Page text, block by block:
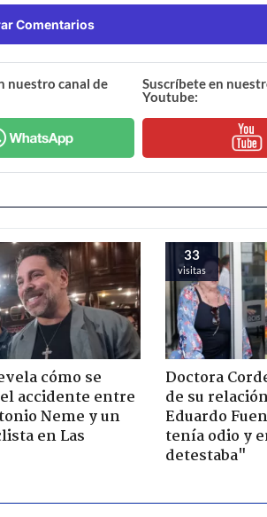
Comentarios
nuestro canal de
Suscríbete en
Youtube:
cómo se
accidente entre
Neme y un
en Las
33
visitas
Doctora
de su
Eduardo
tenía odio y
detestaba"